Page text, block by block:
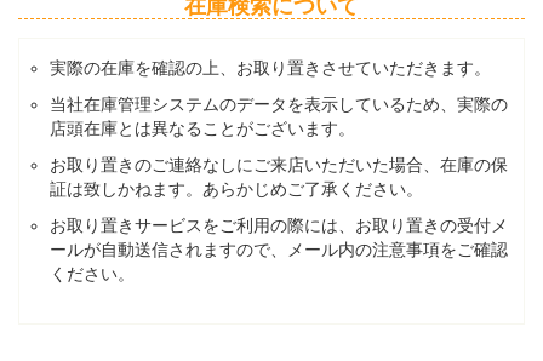
在庫検索について
実際の在庫を確認の上、お取り置きさせていただきます。
当社在庫管理システムのデータを表示しているため、実際の
店頭在庫とは異なることがございます。
お取り置きのご連絡なしにご来店いただいた場合、在庫の保
証は致しかねます。あらかじめご了承ください。
お取り置きサービスをご利用の際には、お取り置きの受付メ
ールが自動送信されますので、メール内の注意事項をご確認
ください。